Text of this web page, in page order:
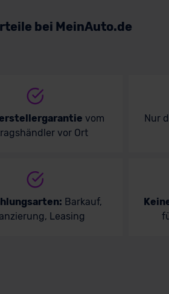
bei MeinAuto.de
vom
vor Ort
Nur
Barkauf,
Leasing